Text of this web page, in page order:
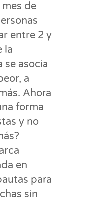
de
entre 2 y
la
se asocia
a
Ahora
forma
y no
en
para
sin